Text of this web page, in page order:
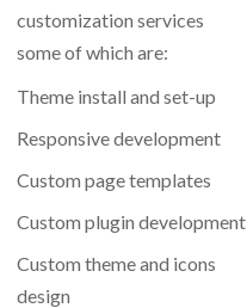
customization services
some of which are:
Theme install and set-up
Responsive development
Custom page templates
Custom plugin development
Custom theme and icons
design